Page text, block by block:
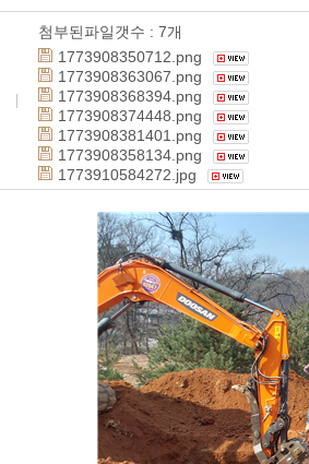
첨부된파일갯수 : 7개
1773908350712.png
1773908363067.png
1773908368394.png
1773908374448.png
1773908381401.png
1773908358134.png
1773910584272.jpg